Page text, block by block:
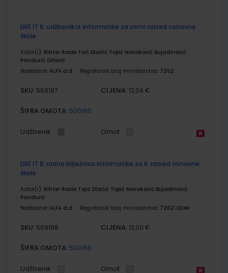
LIKE IT 8; udžbenik iz informatike za osmi razred osnovne
škole
Autor(i): Rihter Rade Toić Dlačić Topić Novaković Bujadinović
Pandurić Orlović
Nakladnik: ALFA d.d. Registarski broj ministarstva: 7262
SKU: 569197 CIJENA: 12,04 €
ŠIFRA OMOTA: 500160
Udžbenik Omot
LIKE IT 8; radna bilježnica informatike za 8. razred osnovne
škole
Autor(i): Rihter Rade Tojić Dlačić Topić Novaković Bujadinović
Pandurić
Nakladnik: ALFA d.d. Registarski broj ministarstva: 7262-DOM
SKU: 569198 CIJENA: 12,00 €
ŠIFRA OMOTA: 500160
Udžbenik Omot